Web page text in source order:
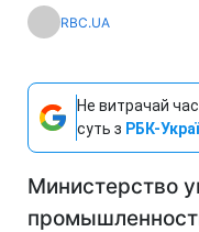
RBC.UA
Не витрачай
суть з РБК-
Министерство